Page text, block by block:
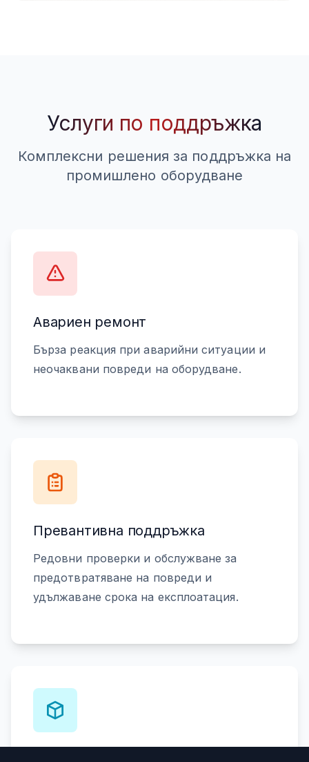
Услуги по поддръжка
Комплексни решения за поддръжка на
промишлено оборудване
Авариен ремонт
Бърза реакция при аварийни ситуации и
неочаквани повреди на оборудване.
Превантивна поддръжка
Редовни проверки и обслужване за
предотвратяване на повреди и
удължаване срока на експлоатация.